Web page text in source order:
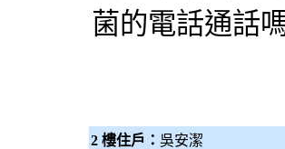
菌的電話通話
2 樓住戶： 吳安潔